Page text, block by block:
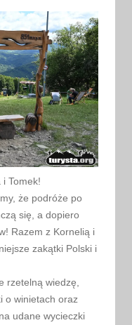
Tomek!
że podróże po
się, a dopiero
Razem z Kornelią i
zakątki Polski i
rzetelną wiedzę,
o winietach oraz
udane wycieczki